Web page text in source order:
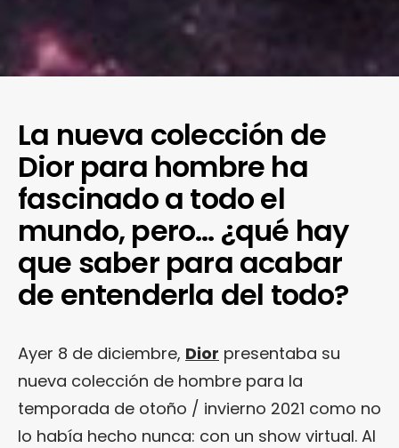
La nueva colección de
Dior para hombre ha
fascinado a todo el
mundo, pero… ¿qué hay
que saber para acabar
de entenderla del todo?
Ayer 8 de diciembre, Dior presentaba su
nueva colección de hombre para la
temporada de otoño / invierno 2021 como no
lo había hecho nunca: con un show virtual. Al